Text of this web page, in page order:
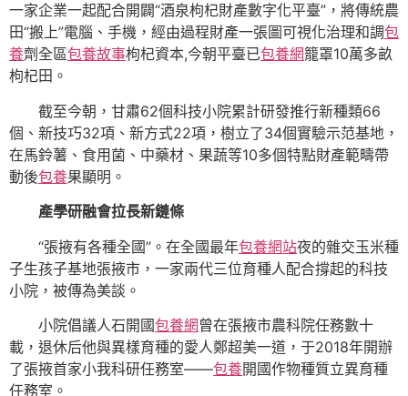
一家企業一起配合開闢“酒泉枸杞財產數字化平臺”，將傳統農
田“搬上”電腦、手機，經由過程財產一張圖可視化治理和調包
養劑全區包養故事枸杞資本,今朝平臺已包養網籠罩10萬多畝
枸杞田。
截至今朝，甘肅62個科技小院累計研發推行新種類66
個、新技巧32項、新方式22項，樹立了34個實驗示范基地，
在馬鈴薯、食用菌、中藥材、果蔬等10多個特點財產範疇帶
動後包養果顯明。
產學研融會拉長新鏈條
“張掖有各種全國”。在全國最年包養網站夜的雜交玉米種
子生孩子基地張掖市，一家兩代三位育種人配合撐起的科技
小院，被傳為美談。
小院倡議人石開國包養網 曾在張掖市農科院任務數十
載，退休后他與異樣育種的愛人鄭超美一道，于2018年開辦
了張掖首家小我科研任務室——包養開國作物種質立異育種
任務室。